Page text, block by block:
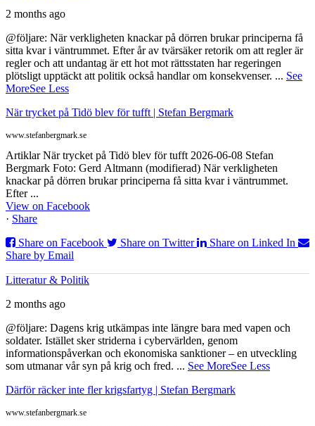
2 months ago
@följare: När verkligheten knackar på dörren brukar principerna få
sitta kvar i väntrummet. Efter år av tvärsäker retorik om att regler är
regler och att undantag är ett hot mot rättsstaten har regeringen
plötsligt upptäckt att politik också handlar om konsekvenser. ... See
MoreSee Less
När trycket på Tidö blev för tufft | Stefan Bergmark
www.stefanbergmark.se
Artiklar När trycket på Tidö blev för tufft 2026-06-08 Stefan
Bergmark Foto: Gerd Altmann (modifierad) När verkligheten
knackar på dörren brukar principerna få sitta kvar i väntrummet.
Efter ...
View on Facebook
· Share
Share on Facebook
Share on Twitter
Share on Linked In
Share by Email
Litteratur & Politik
2 months ago
@följare: Dagens krig utkämpas inte längre bara med vapen och
soldater. Istället sker striderna i cybervärlden, genom
informationspåverkan och ekonomiska sanktioner – en utveckling
som utmanar vår syn på krig och fred. ... See MoreSee Less
Därför räcker inte fler krigsfartyg | Stefan Bergmark
www.stefanbergmark.se